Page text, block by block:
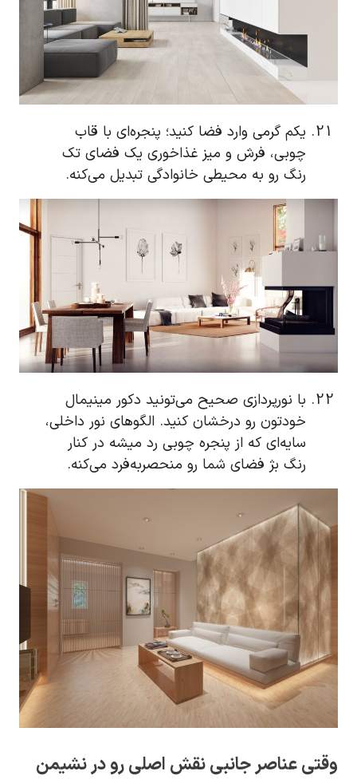
یکم گرمی وارد فضا کنید؛ پنجره‌ای با قاب
چوبی، فرش و میز غذاخوری یک فضای تک
رنگ رو به محیطی خانوادگی تبدیل می‌کنه.
با نورپردازی صحیح می‌تونید دکور مینیمال
خودتون رو درخشان کنید. الگوهای نور داخلی،
سایه‌ای که از پنجره چوبی رد میشه در کنار
رنگ بژ فضای شما رو منحصربه‌فرد می‌کنه.
وقتی عناصر جانبی نقش اصلی رو در نشیمن